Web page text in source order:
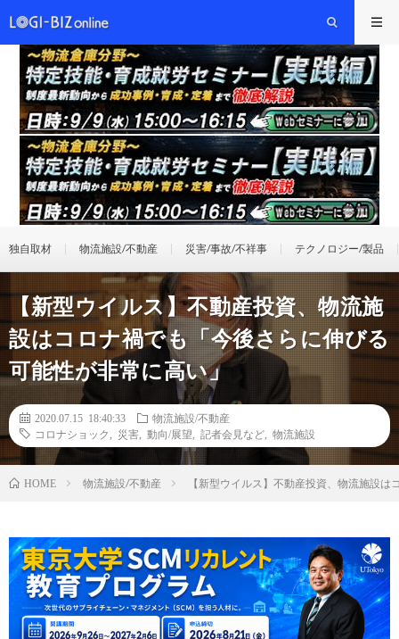
独自取材 物流施設/不動産 災害/事故/不祥事 テクノロジー/製品
【新型ウイルス】不動産投資、物流施
設はコロナ禍でも「今後さらに伸びる
可能性が非常に高い」
2020.07.15 18:40:33
物流施設/不動産
コロナショック
災害 動向/展望 記者会見など 物流施設
HOME 物流施設/不動産 【新型ウイルス】不動産投資、物流施設